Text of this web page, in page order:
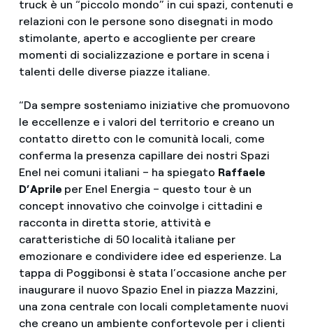
truck è un “piccolo mondo” in cui spazi, contenuti e
relazioni con le persone sono disegnati in modo
stimolante, aperto e accogliente per creare
momenti di socializzazione e portare in scena i
talenti delle diverse piazze italiane.
“Da sempre sosteniamo iniziative che promuovono
le eccellenze e i valori del territorio e creano un
contatto diretto con le comunità locali, come
conferma la presenza capillare dei nostri Spazi
Enel nei comuni italiani – ha spiegato Raffaele
D’Aprile per Enel Energia – questo tour è un
concept innovativo che coinvolge i cittadini e
racconta in diretta storie, attività e
caratteristiche di 50 località italiane per
emozionare e condividere idee ed esperienze. La
tappa di Poggibonsi è stata l’occasione anche per
inaugurare il nuovo Spazio Enel in piazza Mazzini,
una zona centrale con locali completamente nuovi
che creano un ambiente confortevole per i clienti